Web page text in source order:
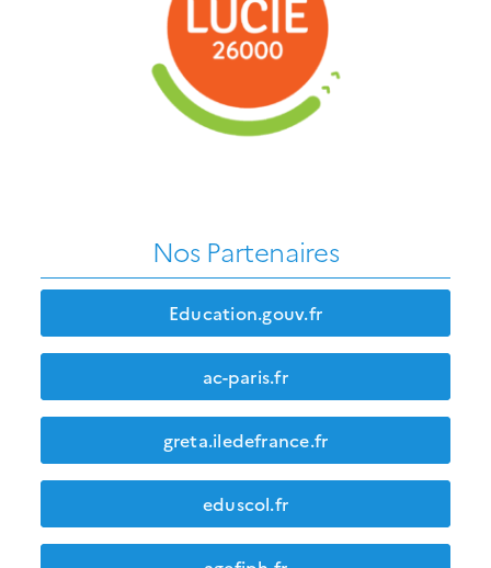
Nos Partenaires
Education.gouv.fr
ac-paris.fr
greta.iledefrance.fr
eduscol.fr